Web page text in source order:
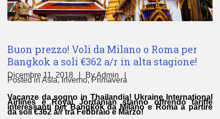
Buon prezzo! Voli da Milano o Roma per
Bangkok a soli €362 a/r in alta stagione!
Dicembre 11, 2018 ByAdmin
Posted inAsia,Inverno,Primavera
Vacanze da sogno in Thailandia! Ukraine International
Airlines e Royal Jordanian stanno offrendo tariffe
interessanti per Bangkok da Milano e Roma a partire
da soli €362 a/r tra Febbraio e Marzo!